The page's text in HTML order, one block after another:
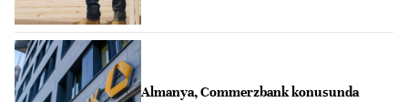
Almanya, Commerzbank konusunda